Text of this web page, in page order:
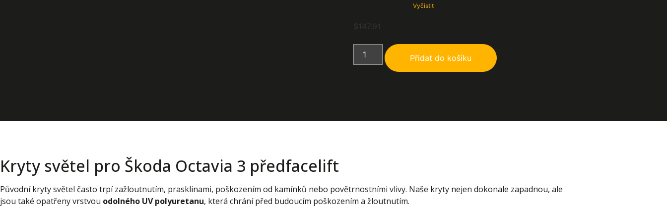
Vyčistit
$ 147.91
Přidat do košíku
Kryty světel pro Škoda Octavia 3 předfacelift
Původní kryty světel často trpí zažloutnutím, prasklinami, poškozením od kamínků nebo povětrnostními vlivy. Naše kryty nejen dokonale zapadnou, ale
jsou také opatřeny vrstvou odolného UV polyuretanu, která chrání před budoucím poškozením a žloutnutím.